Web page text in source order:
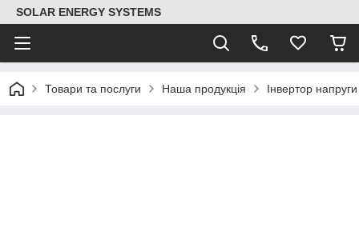
SOLAR ENERGY SYSTEMS
Товари та послуги Наша продукція Інвертор